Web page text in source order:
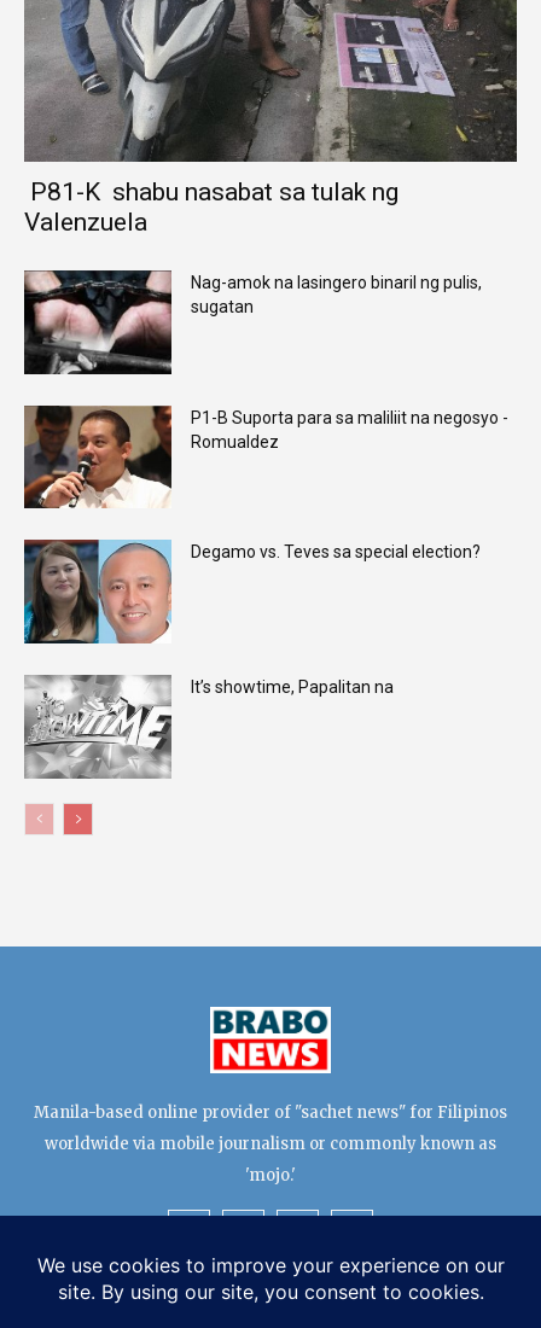
P81-K shabu nasabat sa tulak ng
Valenzuela
Nag-amok na lasingero binaril ng pulis,
sugatan
P1-B Suporta para sa maliliit na negosyo -
Romualdez
Degamo vs. Teves sa special election?
It’s showtime, Papalitan na
Manila-based online provider of "sachet news" for Filipinos
worldwide via mobile journalism or commonly known as
'mojo.'